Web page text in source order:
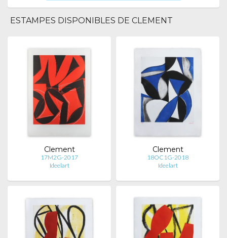
ESTAMPES DISPONIBLES DE CLEMENT
Clement
17M2G-2017
Ideelart
Clement
18OC1G-2018
Ideelart